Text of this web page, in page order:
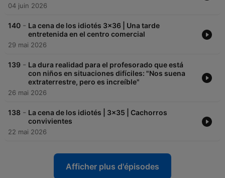
04 juin 2026
140 - La cena de los idiotés 3x36 | Una tarde
entretenida en el centro comercial
29 mai 2026
139 - La dura realidad para el profesorado que está
con niños en situaciones difíciles: "Nos suena
extraterrestre, pero es increíble"
26 mai 2026
138 - La cena de los idiotés | 3x35 | Cachorros
convivientes
22 mai 2026
Afficher plus d'épisodes